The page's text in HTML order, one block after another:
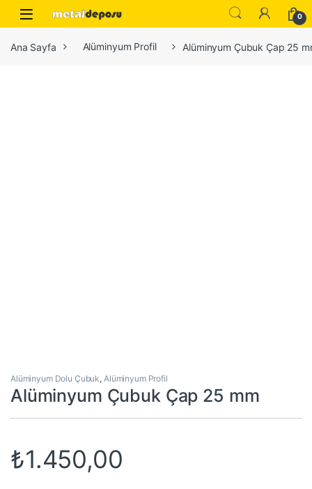
Skip to navigation
Skip to content
0
Ana Sayfa Alüminyum Profil Alüminyum Çubuk Çap 25
Alüminyum Dolu Çubuk, Alüminyum Profil
Alüminyum Çubuk Çap 25 mm
₺1.450,00